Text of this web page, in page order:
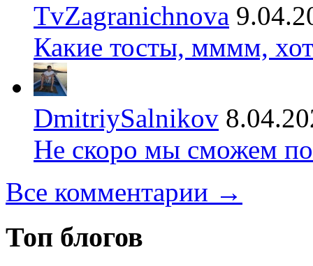
TvZagranichnova
Какие тосты, мммм,
DmitriySalnikov
Не скоро мы сможем
Все комментарии →
Топ блогов